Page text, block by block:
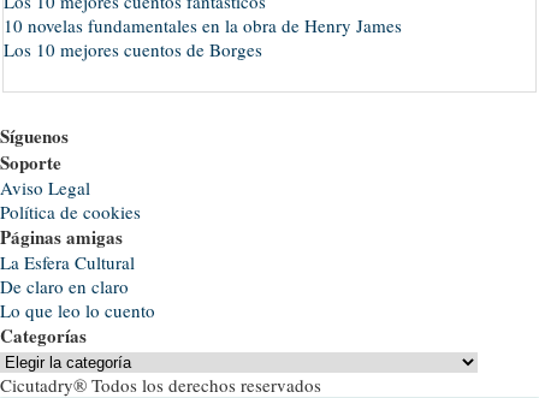
10 novelas fundamentales en la obra de Henry James
Los 10 mejores cuentos de Borges
Síguenos
Soporte
Aviso Legal
Política de cookies
Páginas amigas
La Esfera Cultural
De claro en claro
Lo que leo lo cuento
Categorías
Categorías
Cicutadry® Todos los derechos reservados